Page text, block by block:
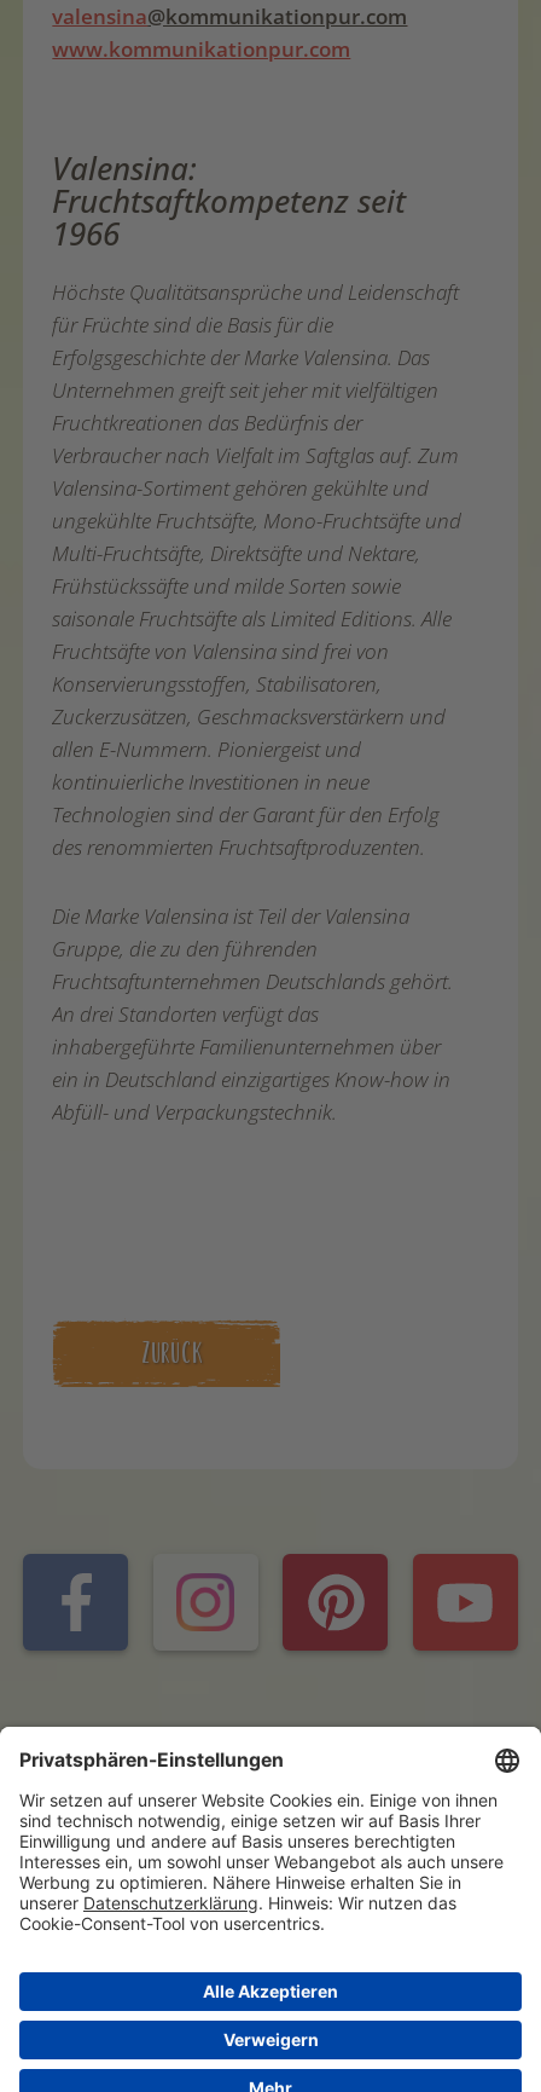
valensina@kommunikationpur.com
www.kommunikationpur.com
Valensina:
Fruchtsaftkompetenz seit
1966
Höchste Qualitätsansprüche und Leidenschaft
für Früchte sind die Basis für die
Erfolgsgeschichte der Marke Valensina. Das
Unternehmen greift seit jeher mit vielfältigen
Fruchtkreationen das Bedürfnis der
Verbraucher nach Vielfalt im Saftglas auf. Zum
Valensina-Sortiment gehören gekühlte und
ungekühlte Fruchtsäfte, Mono-Fruchtsäfte und
Multi-Fruchtsäfte, Direktsäfte und Nektare,
Frühstückssäfte und milde Sorten sowie
saisonale Fruchtsäfte als Limited Editions. Alle
Fruchtsäfte von Valensina sind frei von
Konservierungsstoffen, Stabilisatoren,
Zuckerzusätzen, Geschmacksverstärkern und
allen E-Nummern. Pioniergeist und
kontinuierliche Investitionen in neue
Technologien sind der Garant für den Erfolg
des renommierten Fruchtsaftproduzenten.
Die Marke Valensina ist Teil der Valensina
Gruppe, die zu den führenden
Fruchtsaftunternehmen Deutschlands gehört.
An drei Standorten verfügt das
inhabergeführte Familienunternehmen über
ein in Deutschland einzigartiges Know-how in
Abfüll- und Verpackungstechnik.
ZURÜCK